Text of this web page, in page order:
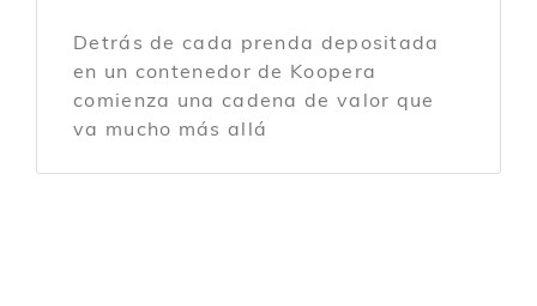
Detrás de cada prenda depositada
en un contenedor de Koopera
comienza una cadena de valor que
va mucho más allá